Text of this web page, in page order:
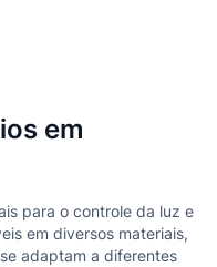
em
para o controle da luz e
em diversos materiais,
adaptam a diferentes